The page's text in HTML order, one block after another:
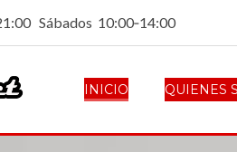
Sábados 10:00‑14:00
INICIO QUIENES